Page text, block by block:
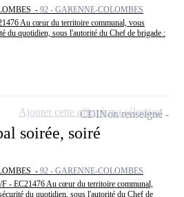
- 92 - GARENNE-COLOMBES
Au cœur du territoire communal, vous
du quotidien, sous l'autorité du Chef de brigade :
soirée, soiré
- 92 - GARENNE-COLOMBES
- EC21476 Au cœur du territoire communal,
du quotidien, sous l'autorité du Chef de
CDINon renseigné
Ajouter cette offre à ma sélection